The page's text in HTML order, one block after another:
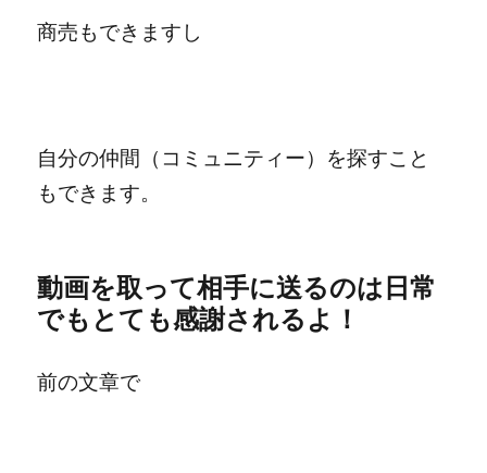
商売もできますし
自分の仲間（コミュニティー）を探すこと
もできます。
動画を取って相手に送るのは日常
でもとても感謝されるよ！
前の文章で